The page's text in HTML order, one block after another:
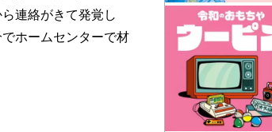
連絡がきて発覚し
ホームセンターで材